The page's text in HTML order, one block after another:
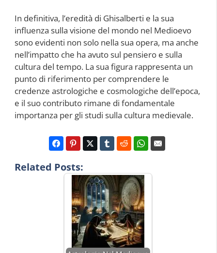
In definitiva, l’eredità di Ghisalberti e la sua
influenza sulla visione del mondo nel Medioevo
sono evidenti non solo nella sua opera, ma anche
nell’impatto che ha avuto sul pensiero e sulla
cultura del tempo. La sua figura rappresenta un
punto di riferimento per comprendere le
credenze astrologiche e cosmologiche dell’epoca,
e il suo contributo rimane di fondamentale
importanza per gli studi sulla cultura medievale.
Related Posts: